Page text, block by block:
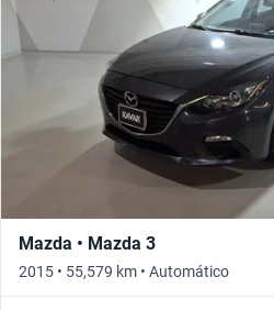
Mazda • Mazda 3
2015 • 55,579 km • Automático